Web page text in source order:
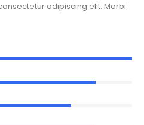
adipiscing elit. Morbi